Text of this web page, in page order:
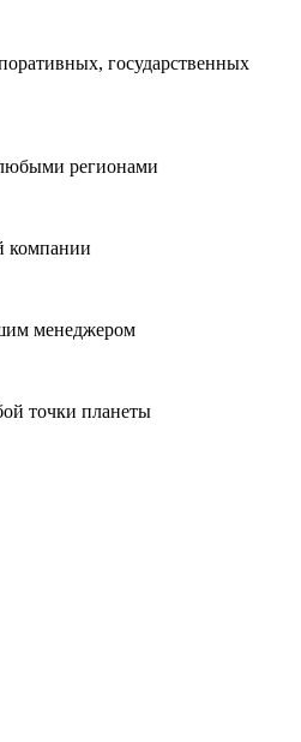
государственных
регионами
компании
менеджером
точки планеты